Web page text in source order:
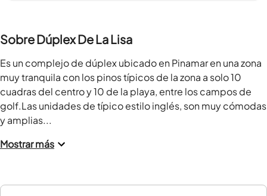
Sobre Dúplex De La Lisa
Es un complejo de dúplex ubicado en Pinamar en una zona
muy tranquila con los pinos típicos de la zona a solo 10
cuadras del centro y 10 de la playa, entre los campos de
golf.Las unidades de típico estilo inglés, son muy cómodas
y amplias...
Mostrar más